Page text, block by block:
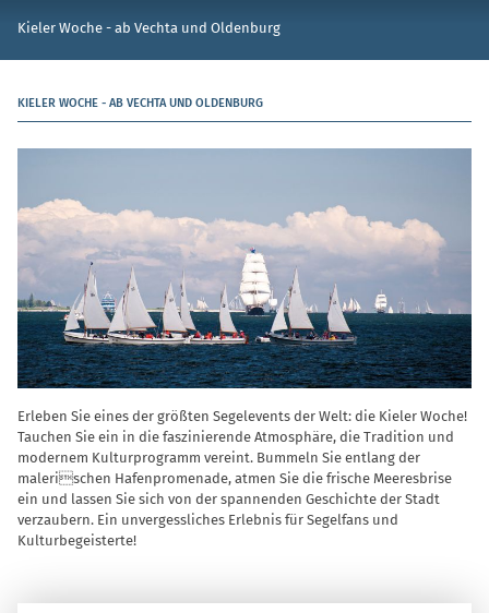
Kieler Woche - ab Vechta und Oldenburg
KIELER WOCHE - AB VECHTA UND OLDENBURG
Erleben Sie eines der größten Segelevents der Welt: die Kieler Woche!
Tauchen Sie ein in die faszinierende Atmosphäre, die Tradition und
modernem Kulturprogramm vereint. Bummeln Sie entlang der
malerischen Hafenpromenade, atmen Sie die frische Meeresbrise
ein und lassen Sie sich von der spannenden Geschichte der Stadt
verzaubern. Ein unvergessliches Erlebnis für Segelfans und
Kulturbegeisterte!